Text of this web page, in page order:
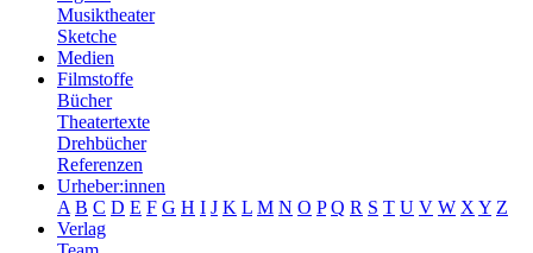
Musiktheater
Sketche
Medien
Filmstoffe
Bücher
Theatertexte
Drehbücher
Referenzen
Urheber:innen
A B C D E F G H I J K L M N O P Q R S T U V W X Y Z
Verlag